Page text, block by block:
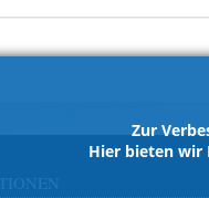
Zur
Hier bieten wir